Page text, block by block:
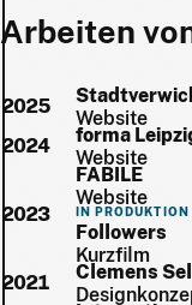
Arbeiten
Jahr Projekt
2025
Website
2024
forma
Website
2023
FABILE
Website
IN PRODUKTION
Followers
Kurzfilm
2021
Clemens